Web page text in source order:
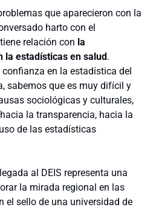
que aparecieron con la
harto con el
relación con la
la estadísticas en salud.
en la estadística del
sabemos que es muy difícil y
sociológicas y culturales,
la transparencia, hacia la
de las estadísticas
al DEIS representa una
la mirada regional en las
el sello de una universidad de